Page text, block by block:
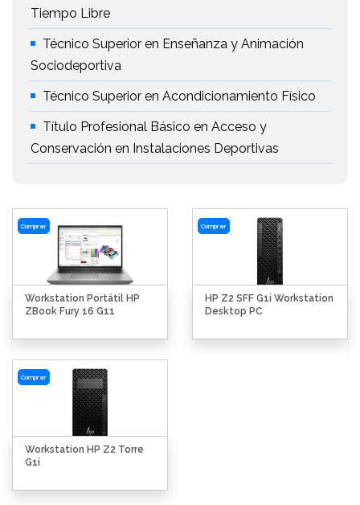
Tiempo Libre
Técnico Superior en Enseñanza y Animación
Sociodeportiva
Técnico Superior en Acondicionamiento Físico
Título Profesional Básico en Acceso y
Conservación en Instalaciones Deportivas
Comprar
Workstation Portátil HP
ZBook Fury 16 G11
Comprar
HP Z2 SFF G1i Workstation
Desktop PC
Comprar
Workstation HP Z2 Torre
G1i